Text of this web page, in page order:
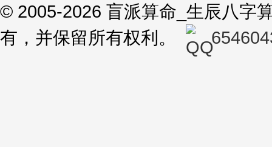
© 2005-2026 盲派算命_生辰八字
有，并保留所有权利。